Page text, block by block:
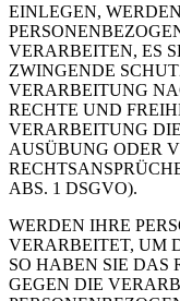
EINLEGEN,
VERARBEITEN, ES
ZWINGENDE
VERARBEITUNG
RECHTE UND
VERARBEITUNG
AUSÜBUNG ODER
ABS. 1 DSGVO).
WERDEN IHRE
VERARBEITET, UM
SO HABEN SIE DAS
GEGEN DIE